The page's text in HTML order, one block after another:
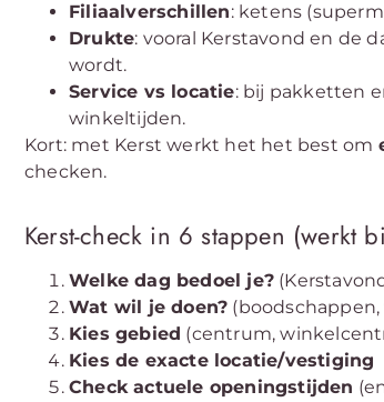
Filiaalverschillen: ketens
Drukte: vooral Kerstavond en de
wordt.
Service vs locatie: bij pakketten
winkeltijden.
Kort: met Kerst werkt het het best om
checken.
Kerst-check in 6 stappen (werkt
Welke dag bedoel je?
Wat wil je doen?
Kies gebied (centrum,
Kies de exacte locatie/vestiging
Check actuele openingstijden